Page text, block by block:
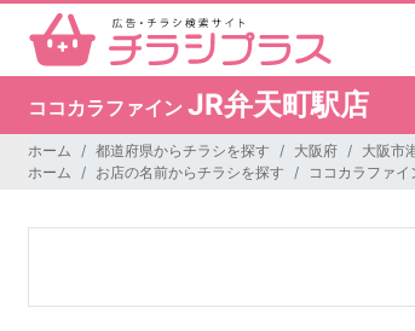
ココカラファイン JR弁天町駅店
ホーム 都道府県からチラシを探す 大阪府 大阪市
ホーム
お店の名前からチラシを探す ココカラファイ